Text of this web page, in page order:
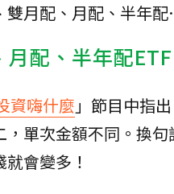
雙月配、月配、半年
配、半年配
資嗨什麼 」節目中指
，單次金額不同。換
會變多！